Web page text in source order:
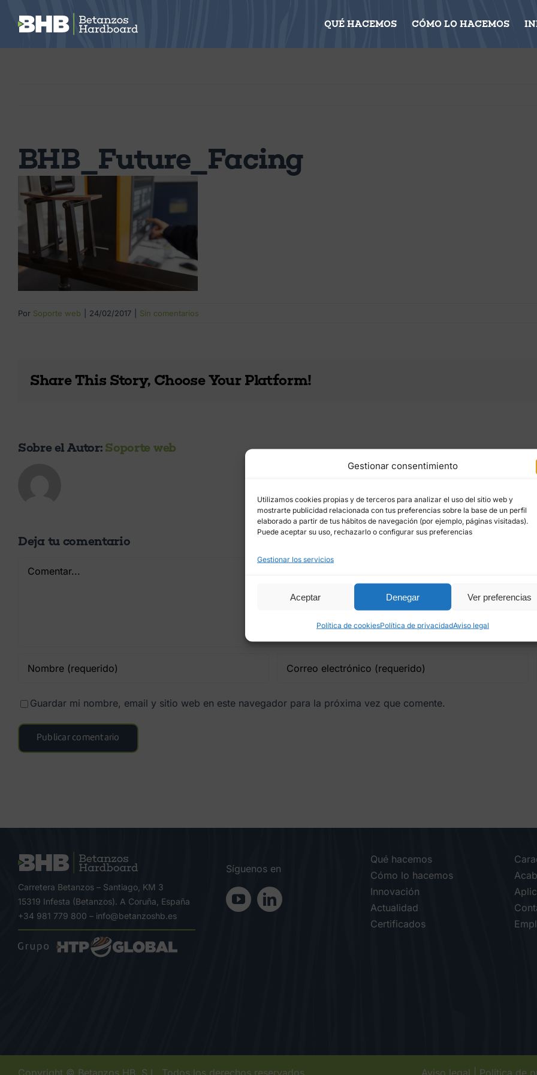
Gestionar consentimiento
Utilizamos cookies propias y de terceros para analizar el uso del sitio web y
mostrarte publicidad relacionada con tus preferencias sobre la base de un perfil
elaborado a partir de tus hábitos de navegación (por ejemplo, páginas visitadas).
Puede aceptar su uso, rechazarlo o configurar sus preferencias
Gestionar los servicios
Aceptar Denegar Ver preferencias
Política de cookiesPolítica de privacidadAviso legal
QUÉ HACEMOS CÓMO LO HACEMOS
BHB_Future_Facing
Por Soporte web 24/02/2017 Sin comentarios
Share This Story, Choose Your Platform!
Sobre el Autor: Soporte web
Deja tu comentario
Comentar
Guardar mi nombre, email y sitio web en este navegador para la próxima vez que comente.
Carretera Betanzos – Santiago, KM 3
15319 Infesta (Betanzos). A Coruña, España
+34 981 779 800 – info@betanzoshb.es
Síguenos en
Qué hacemos
Cómo lo hacemos
Innovación
Actualidad
Certificados